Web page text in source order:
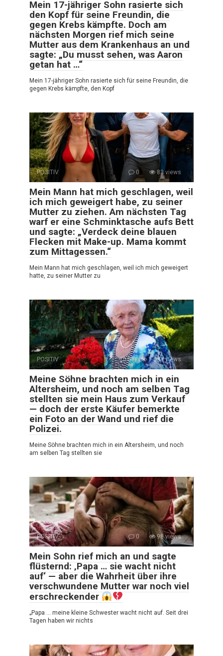
Mein 17-jähriger Sohn rasierte sich
den Kopf für seine Freundin, die
gegen Krebs kämpfte. Doch am
nächsten Morgen rief mich seine
Mutter aus dem Krankenhaus an und
sagte: „Du musst sehen, was Aaron
getan hat …“
Mein 17-jähriger Sohn rasierte sich für seine Freundin, die
gegen Krebs kämpfte, den Kopf
POSITIV 0 83 views
Mein Mann hat mich geschlagen, weil
ich mich geweigert habe, zu seiner
Mutter zu ziehen. Am nächsten Tag
warf er eine Schminktasche aufs Bett
und sagte: „Verdeck deine blauen
Flecken mit Make-up. Mama kommt
zum Mittagessen.“
Mein Mann hat mich geschlagen, weil ich mich geweigert
hatte, zu seiner Mutter zu
POSITIV 0 1 683 views
Meine Söhne brachten mich in ein
Altersheim, und noch am selben Tag
stellten sie mein Haus zum Verkauf
— doch der erste Käufer bemerkte
ein Foto an der Wand und rief die
Polizei.
Meine Söhne brachten mich in ein Altersheim, und noch
am selben Tag stellten sie
POSITIV 0 98 views
Mein Sohn rief mich an und sagte
flüsternd: ‚Papa … sie wacht nicht
auf‘ — aber die Wahrheit über ihre
verschwundene Mutter war noch viel
erschreckender
„Papa … meine kleine Schwester wacht nicht auf. Seit drei
Tagen haben wir nichts